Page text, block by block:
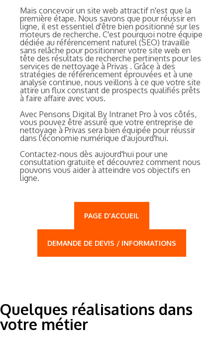
Mais concevoir un site web attractif n'est que la
première étape. Nous savons que pour réussir en
ligne, il est essentiel d'être bien positionné sur les
moteurs de recherche. C'est pourquoi notre équipe
dédiée au référencement naturel (SEO) travaille
sans relâche pour positionner votre site web en
tête des résultats de recherche pertinents pour les
services de nettoyage à Privas . Grâce à des
stratégies de référencement éprouvées et à une
analyse continue, nous veillons à ce que votre site
attire un flux constant de prospects qualifiés prêts
à faire affaire avec vous.
Avec Pensons Digital By Intranet Pro à vos côtés,
vous pouvez être assuré que votre entreprise de
nettoyage à Privas sera bien équipée pour réussir
dans l'économie numérique d'aujourd'hui.
Contactez-nous dès aujourd'hui pour une
consultation gratuite et découvrez comment nous
pouvons vous aider à atteindre vos objectifs en
ligne.
PAGE D'ACCUEIL
DEMANDE DE DEVIS / INFORMATIONS
Quelques réalisations dans
votre métier